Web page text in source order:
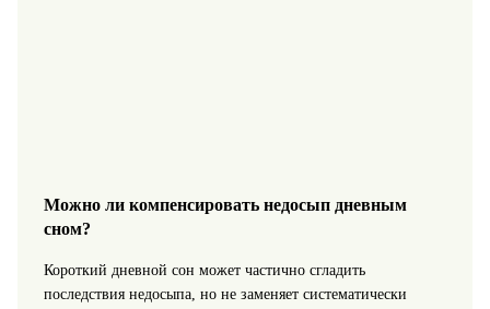
Можно ли компенсировать недосып дневным
сном?
Короткий дневной сон может частично сгладить
последствия недосыпа, но не заменяет систематически